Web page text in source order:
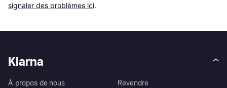
signaler des problèmes ici.
Klarna
À propos de nous
Revendre